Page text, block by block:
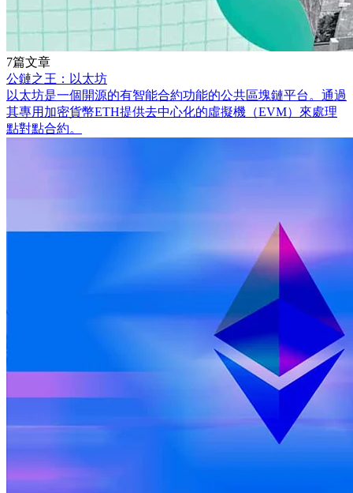
7篇文章
公鏈之王：以太坊
以太坊是一個開源的有智能合約功能的公共區塊鏈平台。通過
其專用加密貨幣ETH提供去中心化的虛擬機（EVM）來處理
點對點合約。